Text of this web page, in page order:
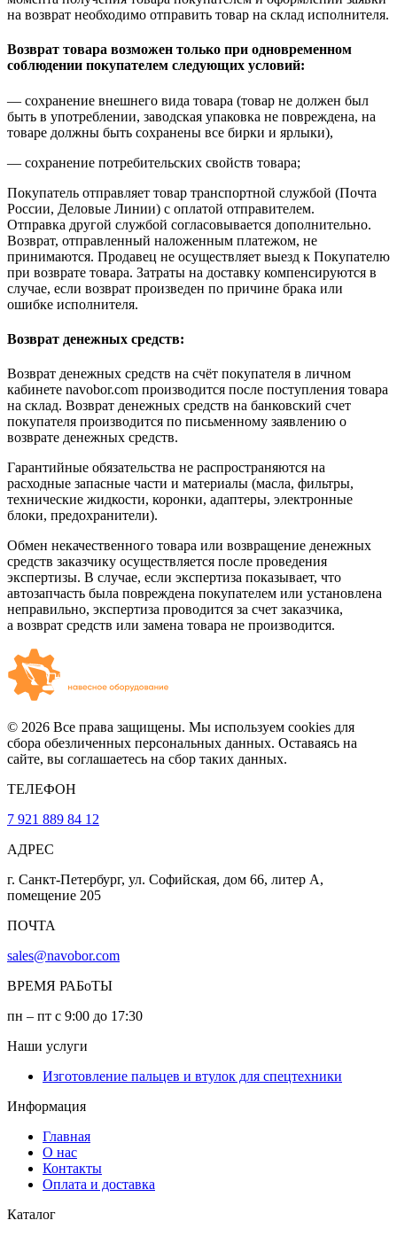
на возврат необходимо отправить товар на склад исполнителя.
Возврат товара возможен только при одновременном
соблюдении покупателем следующих условий:
— сохранение внешнего вида товара (товар не должен был
быть в употреблении, заводская упаковка не повреждена, на
товаре должны быть сохранены все бирки и ярлыки),
— сохранение потребительских свойств товара;
Покупатель отправляет товар транспортной службой (Почта
России, Деловые Линии) с оплатой отправителем.
Отправка другой службой согласовывается дополнительно.
Возврат, отправленный наложенным платежом, не
принимаются. Продавец не осуществляет выезд к Покупателю
при возврате товара. Затраты на доставку компенсируются в
случае, если возврат произведен по причине брака или
ошибке исполнителя.
Возврат денежных средств:
Возврат денежных средств на счёт покупателя в личном
кабинете navobor.com производится после поступления товара
на склад. Возврат денежных средств на банковский счет
покупателя производится по письменному заявлению о
возврате денежных средств.
Гарантийные обязательства не распространяются на
расходные запасные части и материалы (масла, фильтры,
технические жидкости, коронки, адаптеры, электронные
блоки, предохранители).
Обмен некачественного товара или возвращение денежных
средств заказчику осуществляется после проведения
экспертизы. В случае, если экспертиза показывает, что
автозапчасть была повреждена покупателем или установлена
неправильно, экспертиза проводится за счет заказчика,
а возврат средств или замена товара не производится.
© 2026 Все права защищены. Мы используем cookies для
сбора обезличенных персональных данных. Оставаясь на
сайте, вы соглашаетесь на сбор таких данных.
ТЕЛЕФОН
7 921 889 84 12
АДРЕС
г. Санкт-Петербург, ул. Софийская, дом 66, литер А,
помещение 205
ПОЧТА
sales@navobor.com
ВРЕМЯ РАБоТЫ
пн – пт с 9:00 до 17:30
Наши услуги
Изготовление пальцев и втулок для спецтехники
Информация
Главная
О нас
Контакты
Оплата и доставка
Каталог